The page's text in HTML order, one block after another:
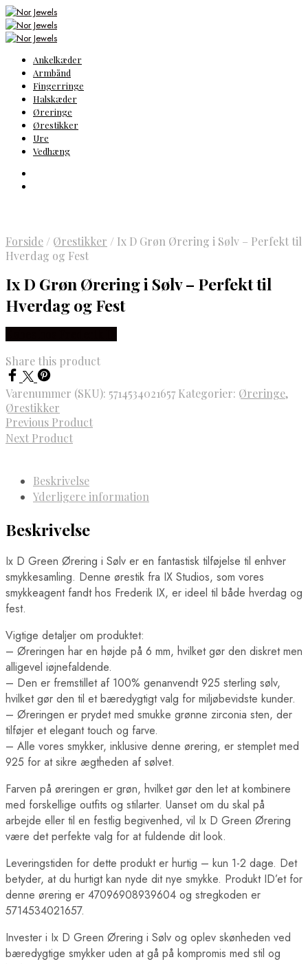
Ankelkæder
Armbånd
Fingerringe
Halskæder
Øreringe
Ørestikker
Ure
Vedhæng
Forside / Ørestikker / Ix D Grøn Ørering i Sølv – Perfekt til
Hverdag og Fest
Ix D Grøn Ørering i Sølv – Perfekt til
Hverdag og Fest
Share this product
Varenummer (SKU): 5714534021657 Kategorier: Øreringe,
Ørestikker
Previous Product
Next Product
Beskrivelse
Yderligere information
Beskrivelse
Ix D Green Ørering i Sølv er en fantastisk tilføjelse til enhver
smykkesamling. Denne ørestik fra IX Studios, som vores
smykkeagent fandt hos Frederik IX, er ideel til både hverdag og
fest.
Vigtige detaljer om produktet:
– Øreringen har en højde på 6 mm, hvilket gør den diskret men
alligevel iøjnefaldende.
– Den er fremstillet af 100% genanvendt 925 sterling sølv,
hvilket gør den til et bæredygtigt valg for miljøbevidste kunder.
– Øreringen er prydet med smukke grønne zirconia sten, der
tilføjer et elegant touch og farve.
– Alle vores smykker, inklusive denne ørering, er stemplet med
925 for at sikre ægtheden af sølvet.
Farven på øreringen er grøn, hvilket gør den let at kombinere
med forskellige outfits og stilarter. Uanset om du skal på
arbejde eller til en festlig begivenhed, vil Ix D Green Ørering
være det perfekte valg for at fuldende dit look.
Leveringstiden for dette produkt er hurtig – kun 1-2 dage. Det
betyder, at du hurtigt kan nyde dit nye smykke. Produkt ID’et for
denne ørering er 47096908939604 og stregkoden er
5714534021657.
Invester i Ix D Green Ørering i Sølv og oplev skønheden ved
bæredygtige smykker uden at gå på kompromis med stil og